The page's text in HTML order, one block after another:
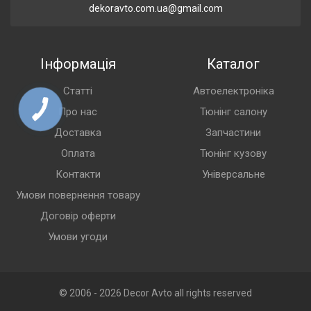
dekoravto.com.ua@gmail.com
Інформація
Статті
Про нас
Доставка
Оплата
Контакти
Умови повернення товару
Договір оферти
Умови угоди
Каталог
Автоелектроніка
Тюнінг салону
Запчастини
Тюнінг кузову
Універсальне
© 2006 - 2026 Decor Avto all rights reserved